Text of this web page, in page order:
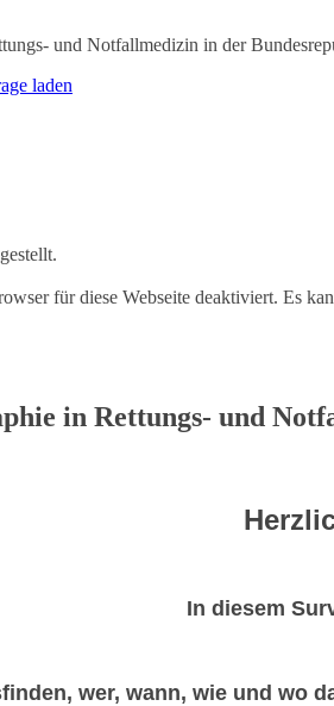
laden
für diese Webseite deaktiviert. Es
in Rettungs- und
In diesem
wer, wann, wie und wo